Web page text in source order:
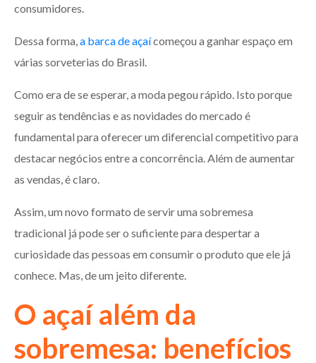
consumidores.
Dessa forma, a barca de açaícomeçou a ganhar espaço em
várias sorveterias do Brasil.
Como era de se esperar, a moda pegou rápido. Isto porque
seguir as tendências e as novidades do mercado é
fundamental para oferecer um diferencial competitivo para
destacar negócios entre a concorrência. Além de aumentar
as vendas, é claro.
Assim, um novo formato de servir uma sobremesa
tradicional já pode ser o suficiente para despertar a
curiosidade das pessoas em consumir o produto que ele já
conhece. Mas, de um jeito diferente.
O açaí além da
sobremesa: benefícios